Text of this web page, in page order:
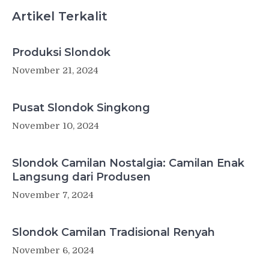
Artikel Terkalit
Produksi Slondok
November 21, 2024
Pusat Slondok Singkong
November 10, 2024
Slondok Camilan Nostalgia: Camilan Enak
Langsung dari Produsen
November 7, 2024
Slondok Camilan Tradisional Renyah
November 6, 2024